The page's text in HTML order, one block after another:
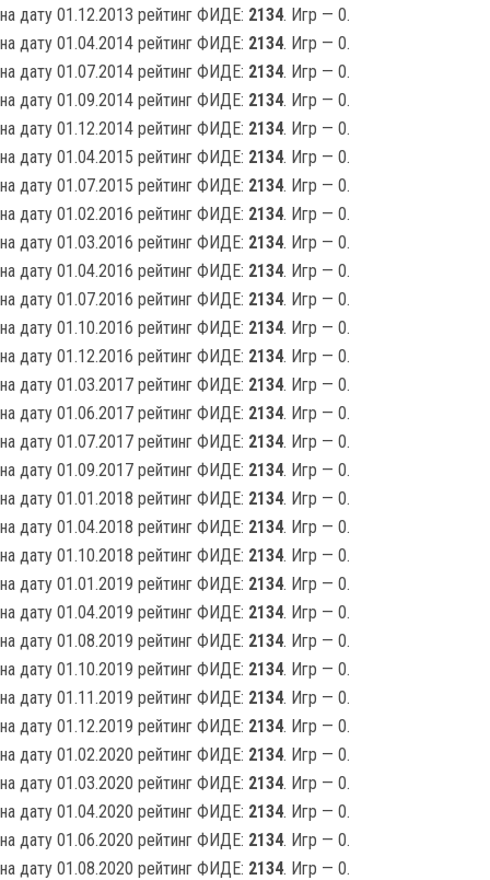
на дату 01.12.2013 рейтинг ФИДЕ: 2134. Игр — 0.
на дату 01.04.2014 рейтинг ФИДЕ: 2134. Игр — 0.
на дату 01.07.2014 рейтинг ФИДЕ: 2134. Игр — 0.
на дату 01.09.2014 рейтинг ФИДЕ: 2134. Игр — 0.
на дату 01.12.2014 рейтинг ФИДЕ: 2134. Игр — 0.
на дату 01.04.2015 рейтинг ФИДЕ: 2134. Игр — 0.
на дату 01.07.2015 рейтинг ФИДЕ: 2134. Игр — 0.
на дату 01.02.2016 рейтинг ФИДЕ: 2134. Игр — 0.
на дату 01.03.2016 рейтинг ФИДЕ: 2134. Игр — 0.
на дату 01.04.2016 рейтинг ФИДЕ: 2134. Игр — 0.
на дату 01.07.2016 рейтинг ФИДЕ: 2134. Игр — 0.
на дату 01.10.2016 рейтинг ФИДЕ: 2134. Игр — 0.
на дату 01.12.2016 рейтинг ФИДЕ: 2134. Игр — 0.
на дату 01.03.2017 рейтинг ФИДЕ: 2134. Игр — 0.
на дату 01.06.2017 рейтинг ФИДЕ: 2134. Игр — 0.
на дату 01.07.2017 рейтинг ФИДЕ: 2134. Игр — 0.
на дату 01.09.2017 рейтинг ФИДЕ: 2134. Игр — 0.
на дату 01.01.2018 рейтинг ФИДЕ: 2134. Игр — 0.
на дату 01.04.2018 рейтинг ФИДЕ: 2134. Игр — 0.
на дату 01.10.2018 рейтинг ФИДЕ: 2134. Игр — 0.
на дату 01.01.2019 рейтинг ФИДЕ: 2134. Игр — 0.
на дату 01.04.2019 рейтинг ФИДЕ: 2134. Игр — 0.
на дату 01.08.2019 рейтинг ФИДЕ: 2134. Игр — 0.
на дату 01.10.2019 рейтинг ФИДЕ: 2134. Игр — 0.
на дату 01.11.2019 рейтинг ФИДЕ: 2134. Игр — 0.
на дату 01.12.2019 рейтинг ФИДЕ: 2134. Игр — 0.
на дату 01.02.2020 рейтинг ФИДЕ: 2134. Игр — 0.
на дату 01.03.2020 рейтинг ФИДЕ: 2134. Игр — 0.
на дату 01.04.2020 рейтинг ФИДЕ: 2134. Игр — 0.
на дату 01.06.2020 рейтинг ФИДЕ: 2134. Игр — 0.
на дату 01.08.2020 рейтинг ФИДЕ: 2134. Игр — 0.